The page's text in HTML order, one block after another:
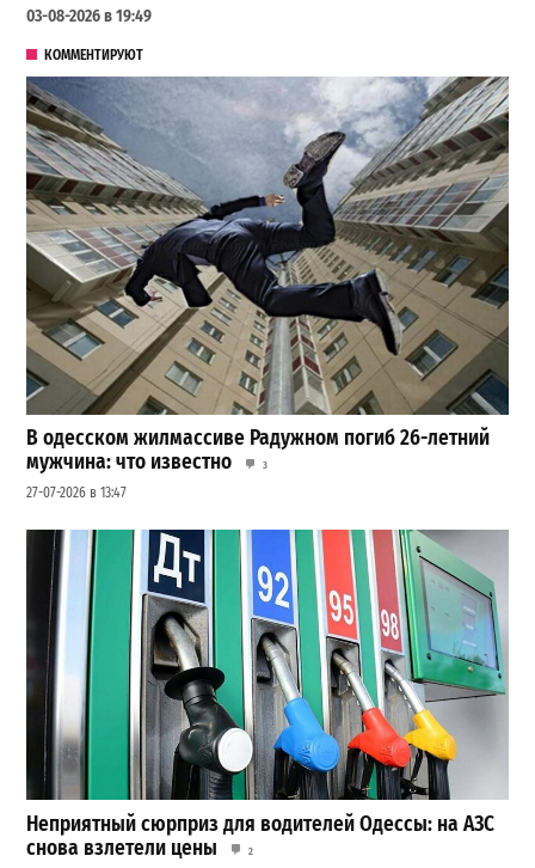
03-08-2026 в 19:49
КОММЕНТИРУЮТ
В одесском жилмассиве Радужном погиб 26-летний
мужчина: что известно
3
27-07-2026 в 13:47
Неприятный сюрприз для водителей Одессы: на АЗС
снова взлетели цены
2